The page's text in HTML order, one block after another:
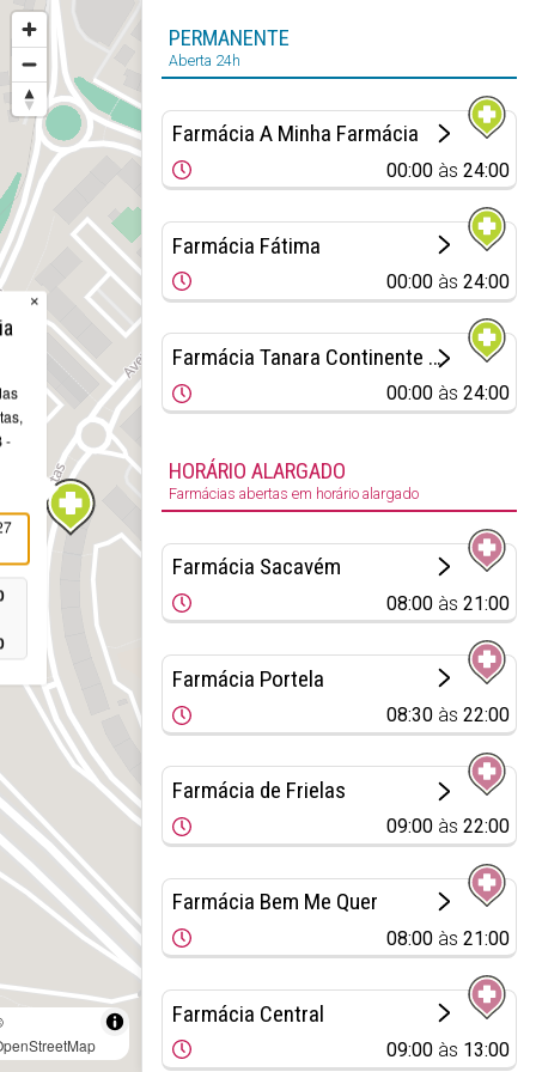
-
×
PERMANENTE
Aberta 24h
Farmácia A Minha Farmácia
00:00 às24:00
Farmácia Fátima
00:00 às24:00
Farmácia Tanara Continente Loures
00:00 às24:00
HORÁRIO ALARGADO
Farmácias abertas em horário alargado
Farmácia Sacavém
08:00 às21:00
Farmácia Portela
08:30 às22:00
Farmácia de Frielas
09:00 às22:00
Farmácia Bem Me Quer
08:00 às21:00
Farmácia Central
09:00 às 13:00